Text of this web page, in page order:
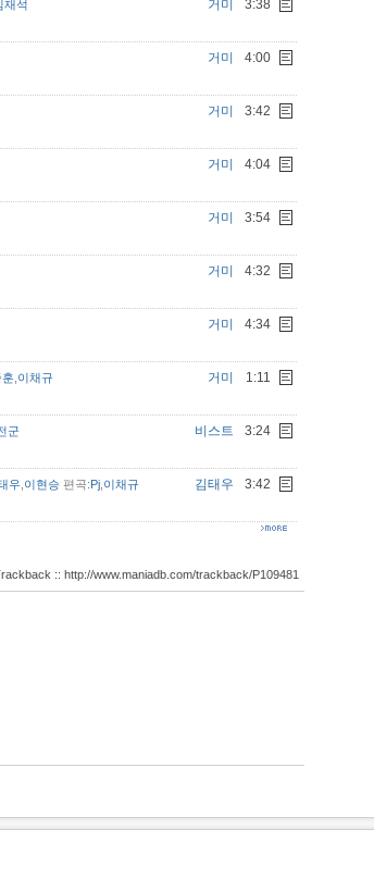
재석 거미 3:38
거미 4:00
거미 3:42
거미 4:04
거미 3:54
거미 4:32
거미 4:34
훈 이채규 거미 1:11
군 비스트 3:24
우 이현승 편곡:Pj 이채규 김태우 3:42
:: http://www.maniadb.com/trackback/P109481